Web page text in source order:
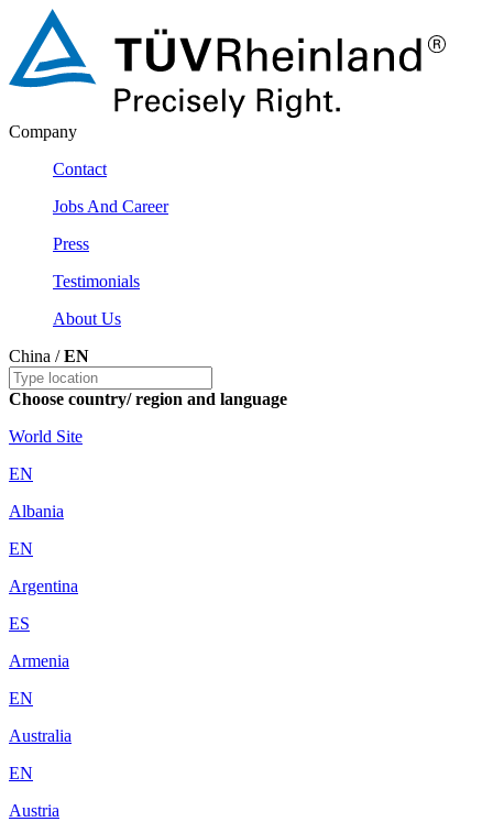
Company
Contact
Jobs And Career
Press
Testimonials
About Us
China /EN
Choose country/ region and language
World Site
EN
Albania
EN
Argentina
ES
Armenia
EN
Australia
EN
Austria